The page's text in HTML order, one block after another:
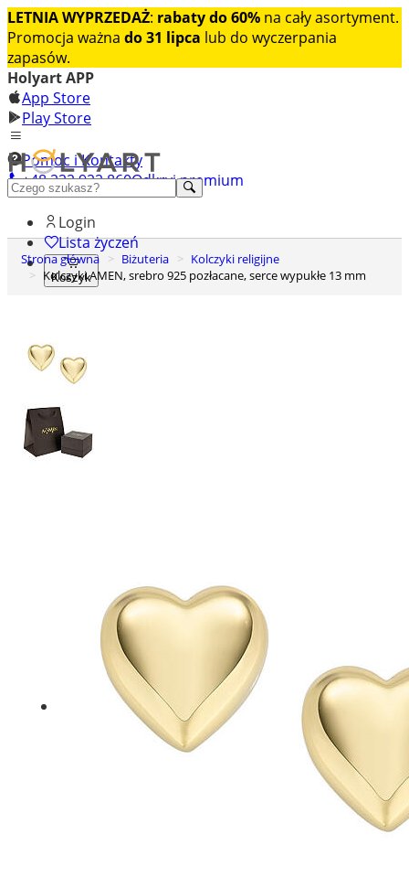
LETNIA WYPRZEDAŻ: rabaty do 60% na cały asortyment.
Promocja ważna do 31 lipca lub do wyczerpania
zapasów.
Holyart APP
App Store
Play Store
Pomoc i Kontakty
+48 222 922 860Odkryj premium
Login
Lista życzeń
Koszyk
Strona główna Biżuteria
Kolczyki religijne
Kolczyki AMEN, srebro 925 pozłacane, serce wypukłe 13 mm